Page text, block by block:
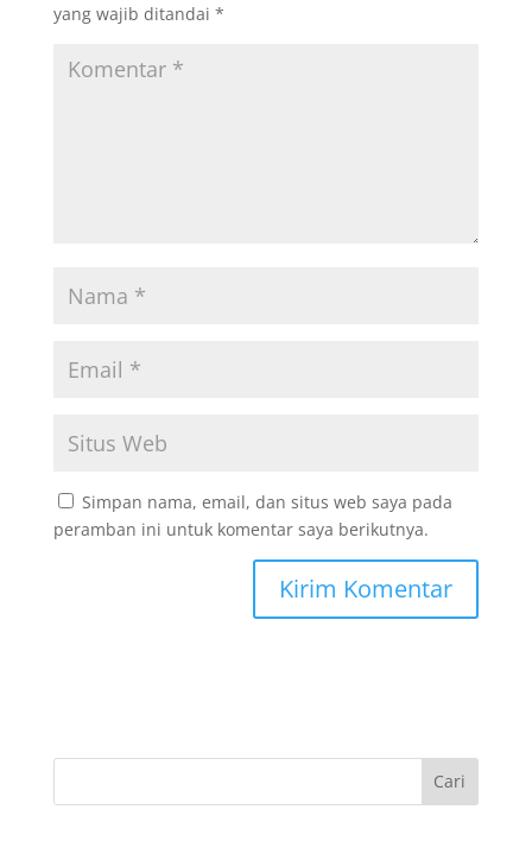
yang wajib ditandai *
Simpan nama, email, dan situs web saya pada
peramban ini untuk komentar saya berikutnya.
Cari